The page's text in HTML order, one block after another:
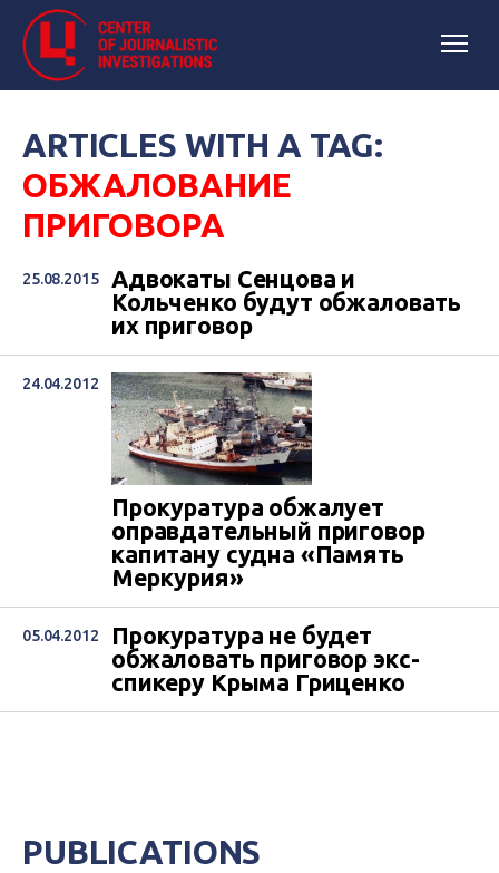
ARTICLES WITH A TAG:
ОБЖАЛОВАНИЕ
ПРИГОВОРА
25.08.2015
Адвокаты Сенцова и
Кольченко будут обжаловать
их приговор
24.04.2012
Прокуратура обжалует
оправдательный приговор
капитану судна «Память
Меркурия»
05.04.2012
Прокуратура не будет
обжаловать приговор экс-
спикеру Крыма Гриценко
PUBLICATIONS